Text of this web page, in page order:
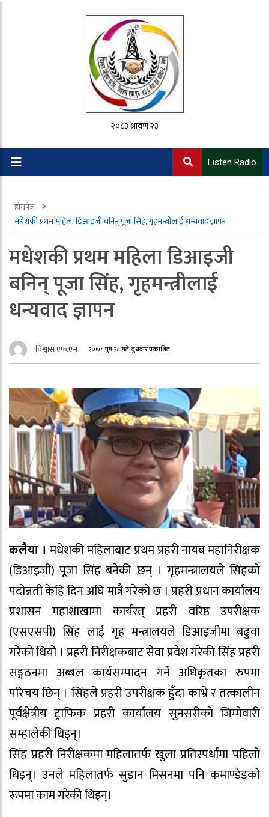
२०८३ श्रावण २३
Listen Radio
होमपेज
मधेशकी प्रथम महिला डिआइजी बनिन् पूजा सिंह, गृहमन्त्रीलाई धन्यवाद ज्ञापन
मधेशकी प्रथम महिला डिआइजी
बनिन् पूजा सिंह, गृहमन्त्रीलाई
धन्यवाद ज्ञापन
विश्वास एफ.एम २०७८ पुष २८ गते, बुधबार प्रकाशित
कलैया ।मधेशकी महिलाबाट प्रथम प्रहरी नायब महानिरीक्षक
(डिआइजी) पूजा सिंह बनेकी छन् । गृहमन्त्रालयले सिंहको
पदोन्नती केहि दिन अघि मात्रै गरेको छ । प्रहरी प्रधान कार्यालय
प्रशासन महाशाखामा कार्यरत् प्रहरी वरिष्ठ उपरीक्षक
(एसएसपी) सिंह लाई गृह मन्त्रालयले डिआइजीमा बढुवा
गरेको थियो । प्रहरी निरीक्षकबाट सेवा प्रवेश गरेकी सिंह प्रहरी
सङ्गठनमा अब्बल कार्यसम्पादन गर्ने अधिकृतका रुपमा
परिचय छिन् । सिंहले प्रहरी उपरीक्षक हुँदा काभ्रे र तत्कालीन
पूर्वक्षेत्रीय ट्राफिक प्रहरी कार्यालय सुनसरीको जिम्मेवारी
सम्हालेकी थिइन्।
सिंह प्रहरी निरीक्षकमा महिलातर्फ खुला प्रतिस्पर्धामा पहिलो
थिइन्। उनले महिलातर्फ सुडान मिसनमा पनि कमाण्डेडको
रूपमा काम गरेकी थिइन्।